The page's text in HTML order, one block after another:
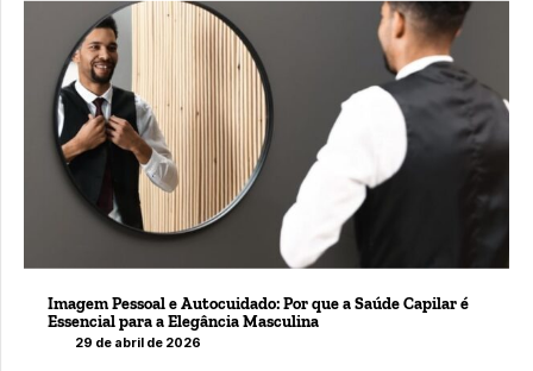
Imagem Pessoal e Autocuidado: Por que a Saúde Capilar é
Essencial para a Elegância Masculina
29 de abril de 2026